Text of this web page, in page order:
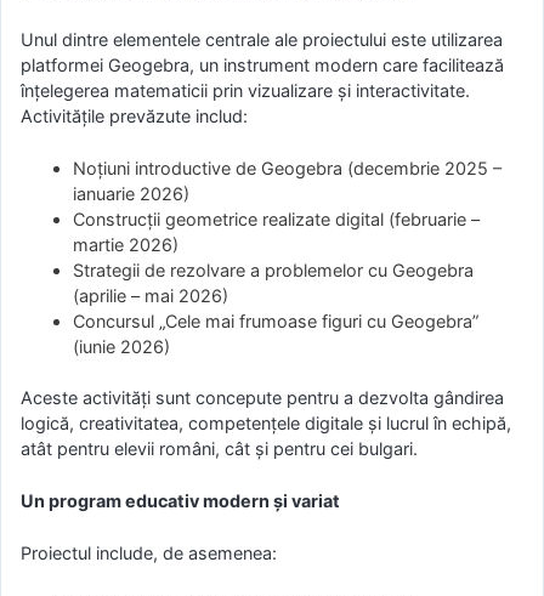
Unul dintre elementele centrale ale proiectului este utilizarea
platformei Geogebra, un instrument modern care facilitează
înțelegerea matematicii prin vizualizare și interactivitate.
Activitățile prevăzute includ:
Noțiuni introductive de Geogebra (decembrie 2025 –
ianuarie 2026)
Construcții geometrice realizate digital (februarie –
martie 2026)
Strategii de rezolvare a problemelor cu Geogebra
(aprilie – mai 2026)
Concursul „Cele mai frumoase figuri cu Geogebra”
(iunie 2026)
Aceste activități sunt concepute pentru a dezvolta gândirea
logică, creativitatea, competențele digitale și lucrul în echipă,
atât pentru elevii români, cât și pentru cei bulgari.
Un program educativ modern și variat
Proiectul include, de asemenea: